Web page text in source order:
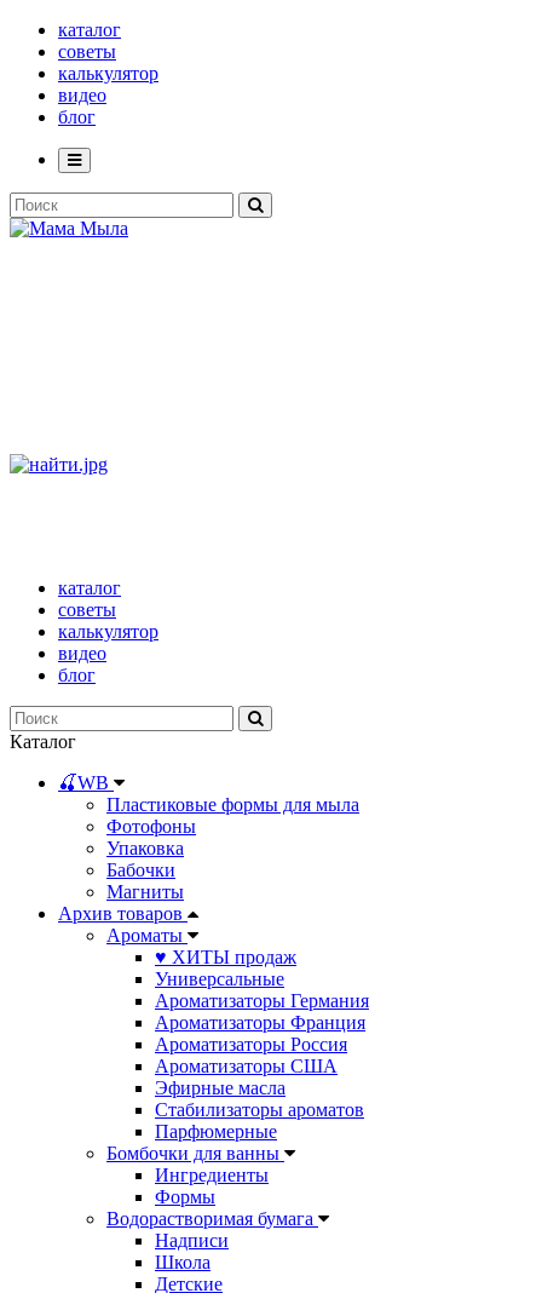
каталог
советы
калькулятор
видео
блог
каталог
советы
калькулятор
видео
блог
Каталог
🍒WB
Пластиковые формы для мыла
Фотофоны
Упаковка
Бабочки
Магниты
Архив товаров
Ароматы
♥ ХИТЫ продаж
Универсальные
Ароматизаторы Германия
Ароматизаторы Франция
Ароматизаторы Россия
Ароматизаторы США
Эфирные масла
Стабилизаторы ароматов
Парфюмерные
Бомбочки для ванны
Ингредиенты
Формы
Водорастворимая бумага
Надписи
Школа
Детские